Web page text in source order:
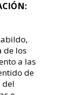
de los
a las
de
del